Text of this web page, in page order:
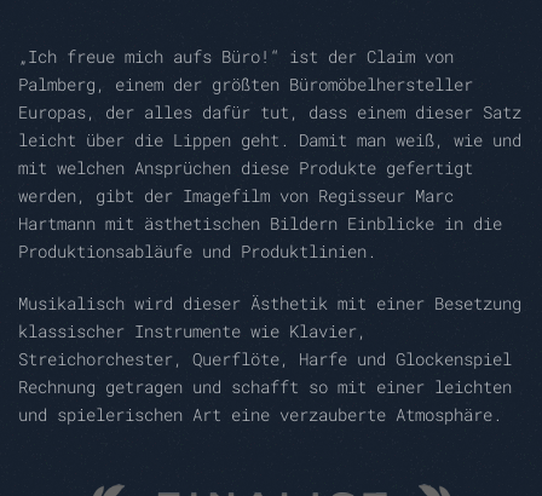
„Ich freue mich aufs Büro!“ ist der Claim von
Palmberg, einem der größten Büromöbelhersteller
Europas, der alles dafür tut, dass einem dieser Satz
leicht über die Lippen geht. Damit man weiß, wie und
mit welchen Ansprüchen diese Produkte gefertigt
werden, gibt der Imagefilm von Regisseur Marc
Hartmann mit ästhetischen Bildern Einblicke in die
Produktionsabläufe und Produktlinien.
Musikalisch wird dieser Ästhetik mit einer Besetzung
klassischer Instrumente wie Klavier,
Streichorchester, Querflöte, Harfe und Glockenspiel
Rechnung getragen und schafft so mit einer leichten
und spielerischen Art eine verzauberte Atmosphäre.